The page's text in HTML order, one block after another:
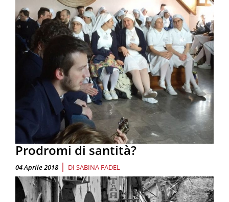
Prodromi di santità?
04 Aprile 2018 | DI SABINA FADEL